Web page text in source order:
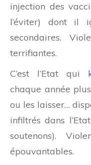
injection des
l’éviter) dont il
secondaires.
terrifiantes.
C’est l’Etat qui
chaque année
ou les laisser…
infiltrés dans
soutenons).
épouvantables.